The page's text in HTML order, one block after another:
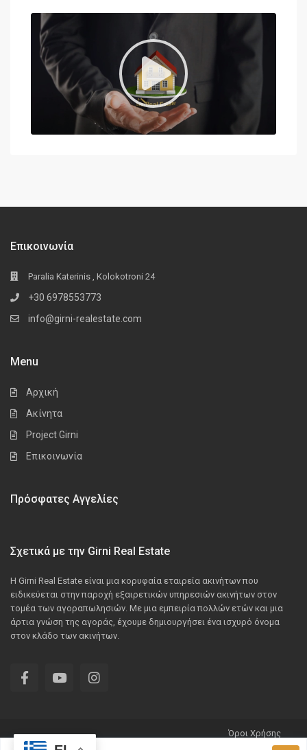
Επικοινωνία
Paralia Katerinis , Kolokotroni 24
+30 6978553773
info@girni-realestate.com
Menu
Αρχική
Ακίνητα
Project Girni
Επικοινωνία
Πρόσφατες Αγγελίες
Σχετικά με την Girni Real Estate
Η Girni Real Estate είναι μια κορυφαία εταιρεία ακινήτων που
ειδικεύεται στην παροχή εξαιρετικών υπηρεσιών ακινήτων στον
τομέα των αγοραπωλησιών. Με μια εμπειρία πολλών ετών και μια
άρτια γνώση της αγοράς, έχουμε δημιουργήσει ένα ισχυρό όνομα
στον κλάδο των ακινήτων.
All Rights Reserved © 2025 Developed by Zotis.gr
Όροι Χρήσης